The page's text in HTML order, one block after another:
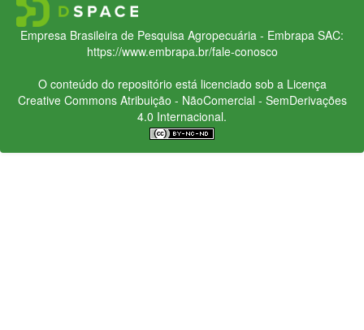
Empresa Brasileira de Pesquisa Agropecuária - Embrapa SAC:
https://www.embrapa.br/fale-conosco
O conteúdo do repositório está licenciado sob a Licença
Creative CommonsAtribuição - NãoComercial - SemDerivações
4.0 Internacional.